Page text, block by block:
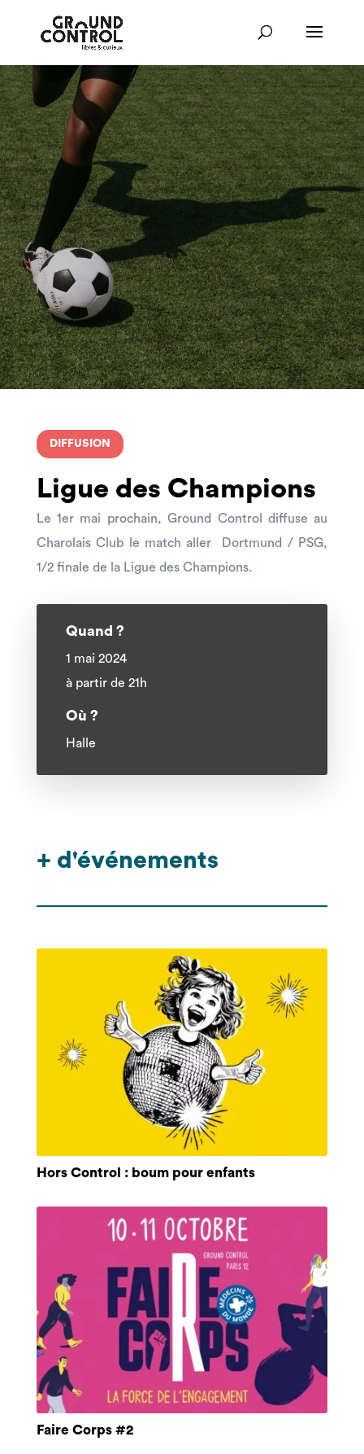
DIFFUSION
Ligue des Champions
Le 1er mai prochain, Ground Control diffuse au
Charolais Club le match aller Dortmund / PSG,
1/2 finale de la Ligue des Champions.
Quand ?
1 mai 2024
à partir de 21h
Où ?
Halle
+ d'événements
Hors Control : boum pour enfants
Faire Corps #2